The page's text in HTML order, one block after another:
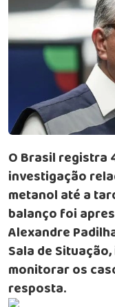
O Brasil registra
investigação
metanol até a
balanço foi
Alexandre
Sala de
monitorar os
resposta.